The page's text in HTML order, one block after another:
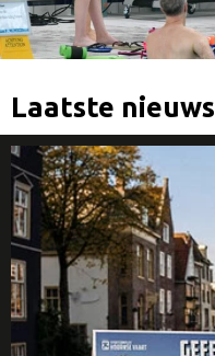
Laatste nieuws